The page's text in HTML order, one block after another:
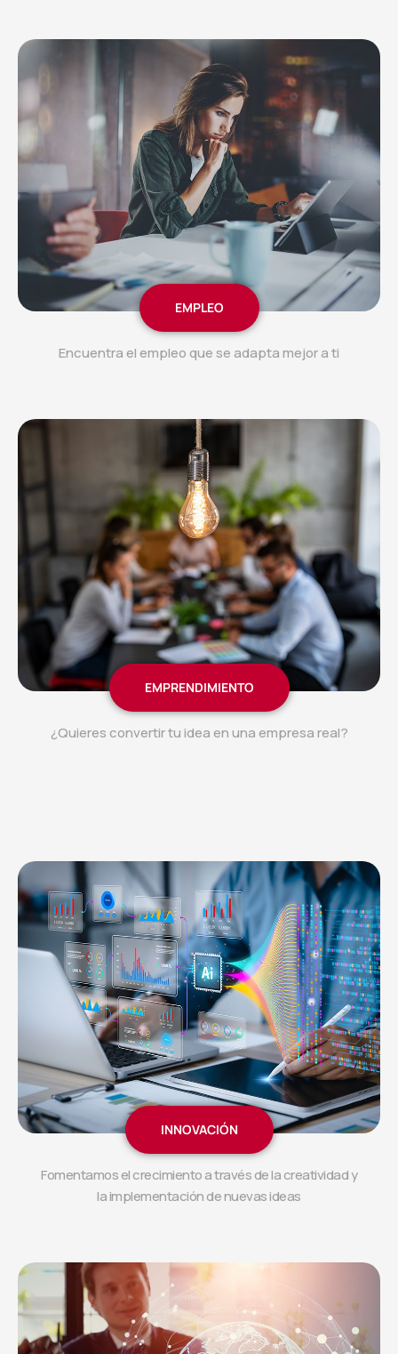
EMPLEO
Encuentra el empleo que se adapta mejor a ti
EMPRENDIMIENTO
¿Quieres convertir tu idea en una empresa real?
INNOVACIÓN
Fomentamos el crecimiento a través de la creatividad y
la implementación de nuevas ideas